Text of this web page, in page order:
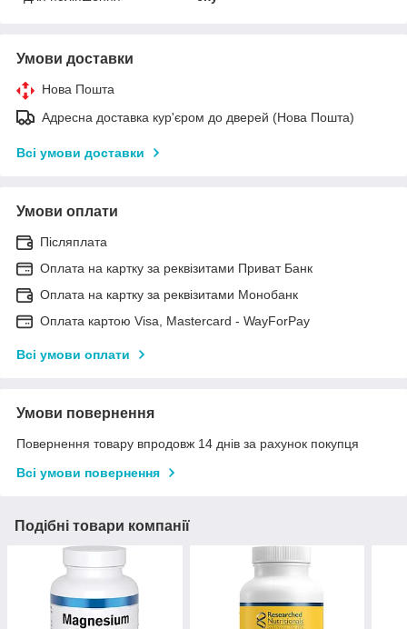
Умови доставки
Нова Пошта
Адресна доставка кур'єром до дверей (Нова Пошта)
Всі умови доставки
Умови оплати
Післяплата
Оплата на картку за реквізитами Приват Банк
Оплата на картку за реквізитами Монобанк
Оплата картою Visa, Mastercard - WayForPay
Всі умови оплати
Умови повернення
Повернення товару впродовж 14 днів за рахунок покупця
Всі умови повернення
Подібні товари компанії